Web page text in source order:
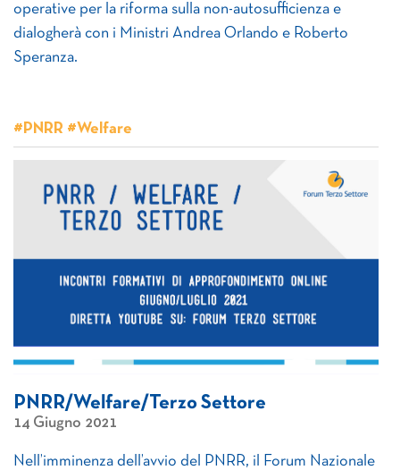
operative per la riforma sulla non-autosufficienza e
dialogherà con i Ministri Andrea Orlando e Roberto
Speranza.
#PNRR #Welfare
PNRR/Welfare/Terzo Settore
14 Giugno 2021
Nell’imminenza dell’avvio del PNRR, il Forum Nazionale